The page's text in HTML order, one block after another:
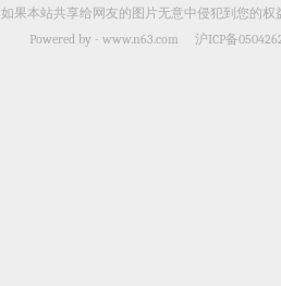
如果本站共享给网友的图片无意中侵犯到您的
Powered by - www.n63.com 沪ICP备